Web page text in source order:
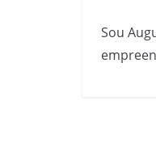
Sou